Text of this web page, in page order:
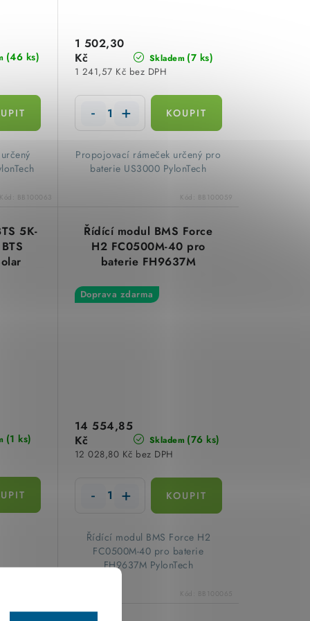
(46 ks)
Kód: BB100063
Skladem (7 ks)
1 241,57 Kč bez DPH
1 502,30
Kč
Propojovací rámeček určený pro
baterie US3000 PylonTech
Kód: BB100059
5K-
(1 ks)
Řídící modul BMS Force
H2 FC0500M-40 pro
baterie FH9637M
Doprava zdarma
Skladem (76 ks)
12 028,80 Kč bez DPH
14 554,85
Kč
​ Řídící modul BMS Force H2
FC0500M-40 pro baterie
FH9637M PylonTech
Kód: BB100065